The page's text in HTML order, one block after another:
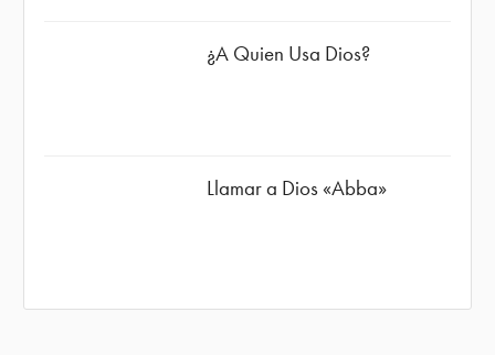
¿A Quien Usa Dios?
Llamar a Dios «Abba»